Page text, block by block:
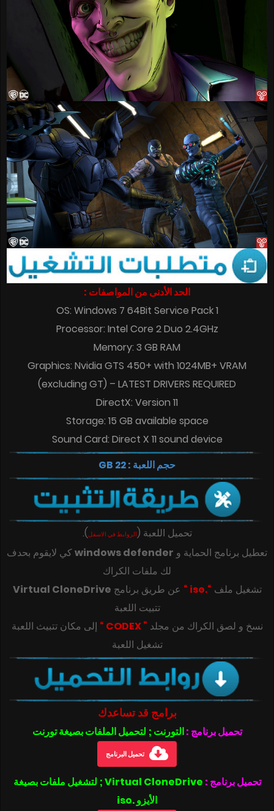
الحد الأدنى من المواصفات :
OS: Windows 7 64Bit Service Pack 1
Processor: Intel Core 2 Duo 2.4GHz
Memory: 3 GB RAM
Graphics: Nvidia GTS 450+ with 1024MB+ VRAM
(excluding GT) – LATEST DRIVERS REQUIRED
DirectX: Version 11
Storage: 15 GB available space
Sound Card: Direct X 11 sound device
حجم اللعبة : 22 GB
تحميل اللعبة (الروابط في الاسفل)
.
تعطيل برنامج الحماية و windows defenderكي لايقوم بحدف
لك ملفات الكراك
تشغيل ملف “.iso “ عن طريق برنامج Virtual CloneDrive
تتبيت اللعبة
‎‫نسخ و لصق الكراك من مجلد ” CODEX “
تشغيل اللعبة
برامج قد تساعدك
تحميل برنامج :التورنت ; لتحميل الملفات بصيغة تورنت
تحميل البرنامج
تحميل برنامج :
Virtual CloneDrive ; لتشغيل ملفات بصيغة
الأيزو .iso